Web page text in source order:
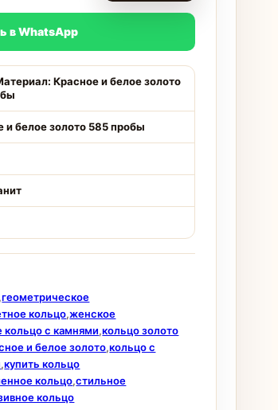
в WhatsApp
Красное и белое золото
и белое золото 585 пробы
,геометрическое
кольцо,женское
кольцо с камнями,кольцо золото
и белое золото,кольцо с
,купить кольцо
кольцо,стильное
кольцо